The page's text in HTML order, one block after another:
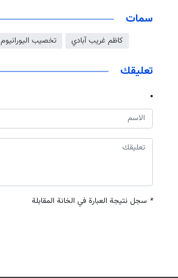
سمات
كاظم غريب آبادي تخصيب اليورانيوم
تعليقك
* سجل نتيجة العبارة في الخانة المقابلة